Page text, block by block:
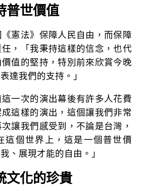
普世價值
憲法》保障人民自由，而保障
，「我秉持這樣的信念，也代
值的堅持，特別前來欣賞今晚
達我們的支持。」
一次的演出幕後有許多人花費
這樣的演出，這個讓我們非常
讓我們感受到，不論是台灣，
這個世界上，這是一個普世價
、展現才能的自由。」
文化的珍貴